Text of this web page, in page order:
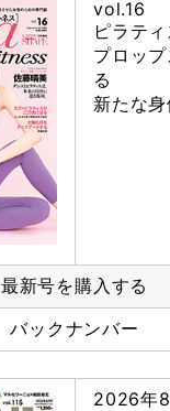
vol.16
ピラテ
プロッ
る
新たな
最新号を購入する
バックナンバー
2026年